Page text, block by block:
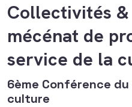
Collectivités
mécénat de
service de la
6ème Conférence
culture